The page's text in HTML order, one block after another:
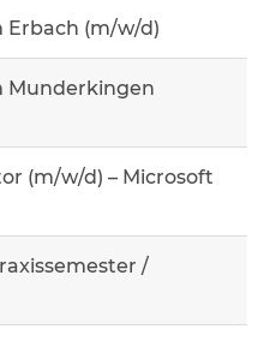
Erbach (m/w/d)
Munderkingen
(m/w/d) – Microsoft
/